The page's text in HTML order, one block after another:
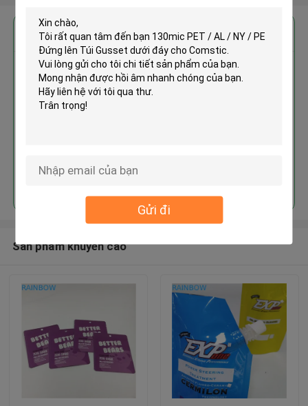
Gửi đi
Nhận giá tốt nhất cho
130mic PET / AL / NY / PE Đứng
lên Túi Gusset dưới đáy cho
Tiếp tục
Sản phẩm khuyến cáo